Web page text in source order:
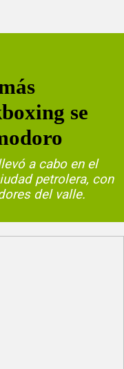
se
a cabo en el
petrolera, con
del valle.